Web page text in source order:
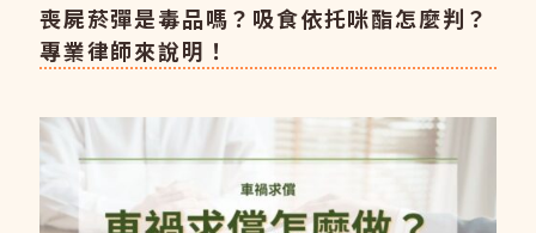
喪屍菸彈是毒品嗎？吸食依托咪酯怎麼判？
專業律師來說明！